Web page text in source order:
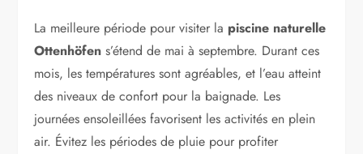
La meilleure période pour visiter la piscine naturelle
Ottenhöfen s’étend de mai à septembre. Durant ces
mois, les températures sont agréables, et l’eau atteint
des niveaux de confort pour la baignade. Les
journées ensoleillées favorisent les activités en plein
air. Évitez les périodes de pluie pour profiter